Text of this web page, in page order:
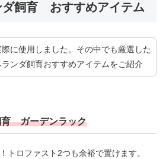
飼育 おすすめアイテム
に使用しました。その中でも厳選した
ンダ飼育おすすめアイテムをご紹介
ガーデンラック
トロファスト2つも余裕で置けます。